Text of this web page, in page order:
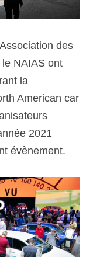
des
NAIAS ont
la
American car
2021
évènement.